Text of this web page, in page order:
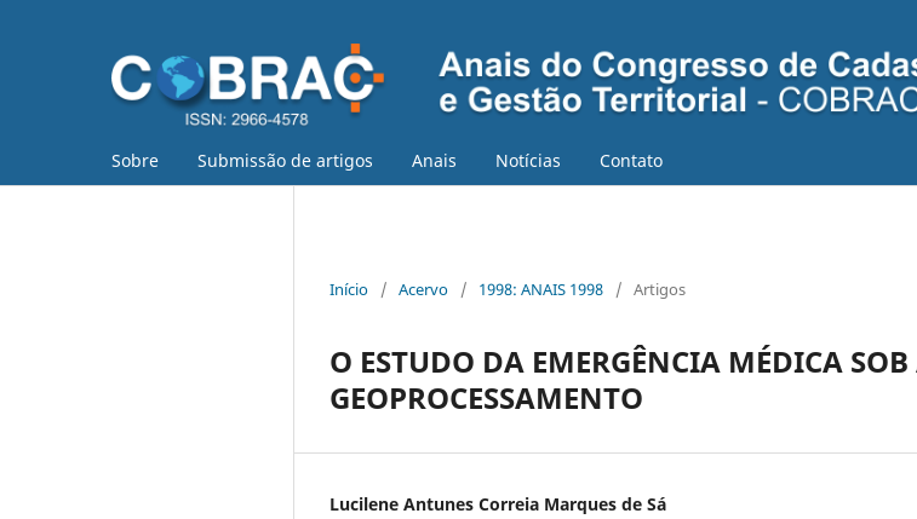
Sobre Submissão de artigos Anais Notícias Contato
Início / Acervo / 1998: ANAIS 1998 / Artigos
O ESTUDO DA EMERGÊNCIA MÉDICA
GEOPROCESSAMENTO
Lucilene Antunes Correia Marques de Sá